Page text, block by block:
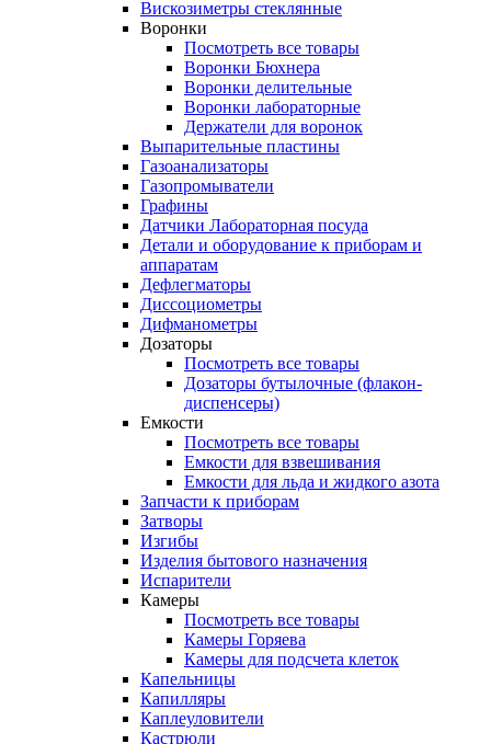
Вискозиметры стеклянные
Воронки
Посмотреть все товары
Воронки Бюхнера
Воронки делительные
Воронки лабораторные
Держатели для воронок
Выпарительные пластины
Газоанализаторы
Газопромыватели
Графины
Датчики Лабораторная посуда
Детали и оборудование к приборам и
аппаратам
Дефлегматоры
Диссоциометры
Дифманометры
Дозаторы
Посмотреть все товары
Дозаторы бутылочные (флакон-
диспенсеры)
Емкости
Посмотреть все товары
Емкости для взвешивания
Емкости для льда и жидкого азота
Запчасти к приборам
Затворы
Изгибы
Изделия бытового назначения
Испарители
Камеры
Посмотреть все товары
Камеры Горяева
Камеры для подсчета клеток
Капельницы
Капилляры
Каплеуловители
Кастрюли